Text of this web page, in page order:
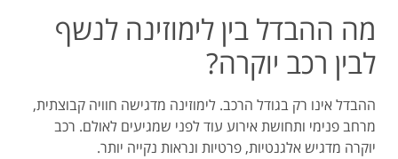
מה ההבדל בין לימוזינה לנשף
לבין רכב יוקרה?
ההבדל אינו רק בגודל הרכב. לימוזינה מדגישה חוויה קבוצתית,
מרחב פנימי ותחושת אירוע עוד לפני שמגיעים לאולם. רכב
יוקרה מדגיש אלגנטיות, פרטיות ונראות נקייה יותר.